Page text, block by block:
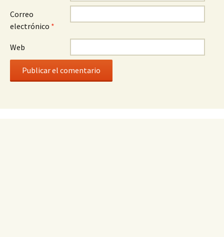
Correo
electrónico *
Web